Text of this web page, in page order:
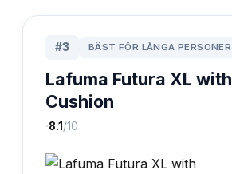
#3 BÄST FÖR LÅNGA PERSONER
Lafuma Futura XL with
Cushion
·8.1/10